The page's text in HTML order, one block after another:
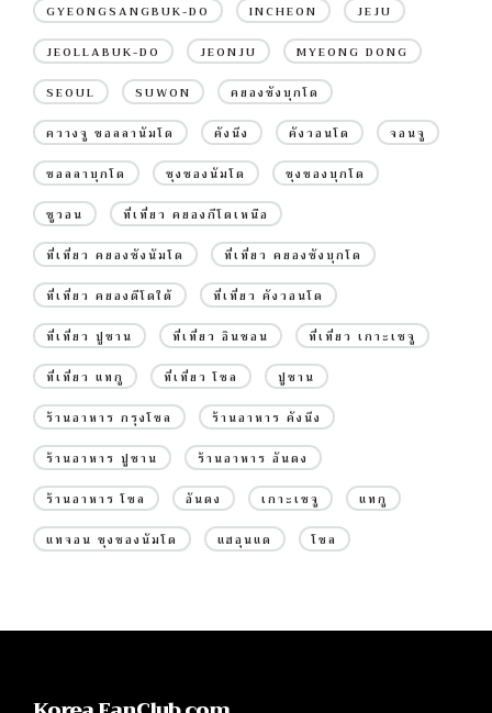
GYEONGSANGBUK-DO INCHEON JEJU
JEOLLABUK-DO JEONJU MYEONG DONG
SEOUL SUWON คยองซังบุกโด
ควางจู ชอลลานัมโด คังนึง คังวอนโด จอนจู
ชอลลาบุกโด ชุงชองนัมโด ชุงชองบุกโด
ซูวอน ที่เที่ยว คยองกีโดเหนือ
ที่เที่ยว คยองซังนัมโด ที่เที่ยว คยองซังบุกโด
ที่เที่ยว คยองดีโดใต้ ที่เที่ยว คังวอนโด
ที่เที่ยว ปูซาน ที่เที่ยว อินชอน ที่เที่ยว เกาะเชจู
ที่เที่ยว แทกู ที่เที่ยว โซล ปูซาน
ร้านอาหาร กรุงโซล ร้านอาหาร คังนึง
ร้านอาหาร ปูซาน ร้านอาหาร อันดง
ร้านอาหาร โซล อันดง เกาะเชจู แทกู
แทจอน ชุงชองนัมโด แฮอุนแด โซล